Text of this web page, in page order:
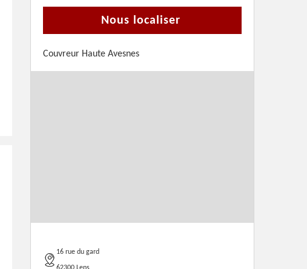
Nous localiser
Couvreur Haute Avesnes
16 rue du gard